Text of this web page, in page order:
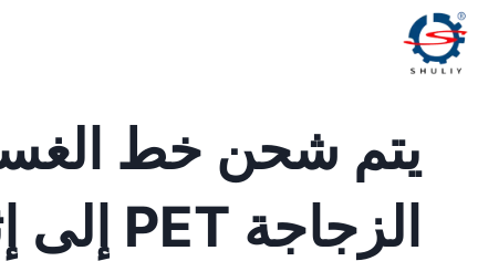
التجاوز
إلى
المحتوى
يتم شحن خط
الزجاجة PET إلى إثيوبيا